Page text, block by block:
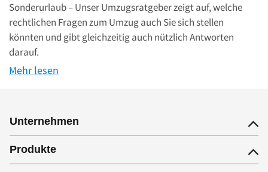
Sonderurlaub – Unser Umzugsratgeber zeigt auf, welche
rechtlichen Fragen zum Umzug auch Sie sich stellen
könnten und gibt gleichzeitig auch nützlich Antworten
darauf.
Mehr lesen
Unternehmen
Produkte